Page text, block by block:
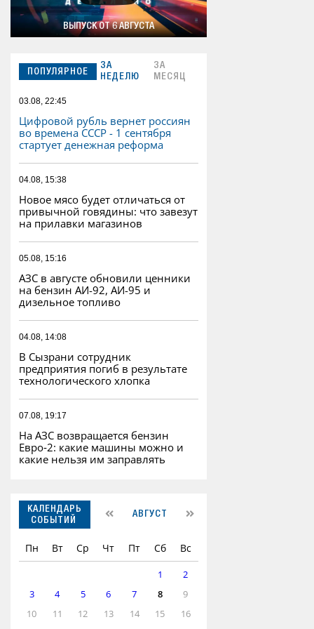
ВЫПУСК ОТ 6 АВГУСТА
ПОПУЛЯРНОЕ
ЗА
НЕДЕЛЮ
ЗА
МЕСЯЦ
03.08, 22:45
Цифровой рубль вернет россиян
во времена СССР - 1 сентября
стартует денежная реформа
04.08, 15:38
Новое мясо будет отличаться от
привычной говядины: что завезут
на прилавки магазинов
05.08, 15:16
АЗС в августе обновили ценники
на бензин АИ-92, АИ-95 и
дизельное топливо
04.08, 14:08
В Сызрани сотрудник
предприятия погиб в результате
технологического хлопка
07.08, 19:17
На АЗС возвращается бензин
Евро‑2: какие машины можно и
какие нельзя им заправлять
КАЛЕНДАРЬ
СОБЫТИЙ
АВГУСТ
Пн Вт Ср Чт Пт Сб Вс
1
2
3
4 5 6 7 8
9
10
11 12 13 14 15
16